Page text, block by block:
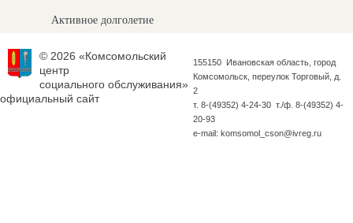
Активное долголетие
© 2026 «Комсомольский
центр
социального обслуживания»
официальный сайт
155150 Ивановская область, город
Комсомольск, переулок Торговый, д.
2
т. 8-(49352) 4-24-30 т./ф. 8-(49352) 4-
20-93
e-mail: komsomol_cson@ivreg.ru